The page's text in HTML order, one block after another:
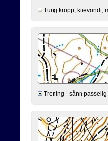
Tung kropp, knevondt,
Trening - sånn